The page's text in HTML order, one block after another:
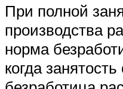
При полной
производства
норма
когда